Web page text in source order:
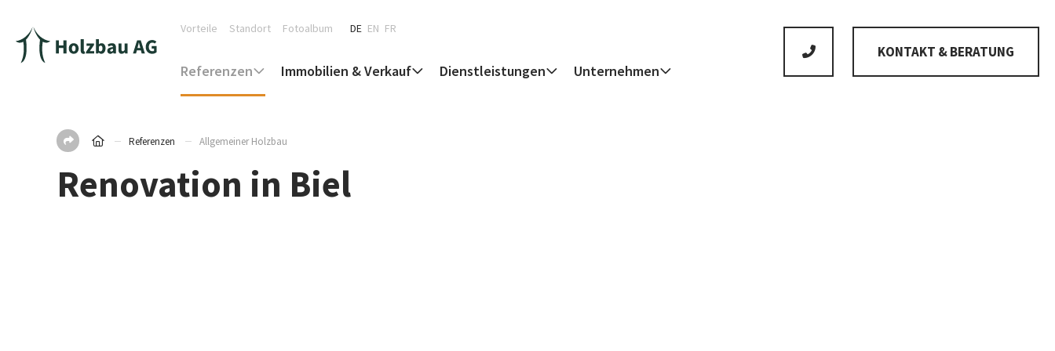
KONTAKT & BERATUNG
Vorteile Standort Fotoalbum DE EN FR
Referenzen Immobilien & Verkauf Dienstleistungen Unternehmen
Referenzen Allgemeiner Holzbau
Renovation in Biel